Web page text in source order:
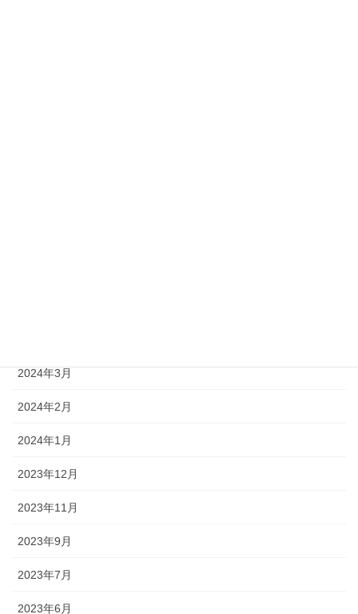
2024年3月
2024年2月
2024年1月
2023年12月
2023年11月
2023年9月
2023年7月
2023年6月